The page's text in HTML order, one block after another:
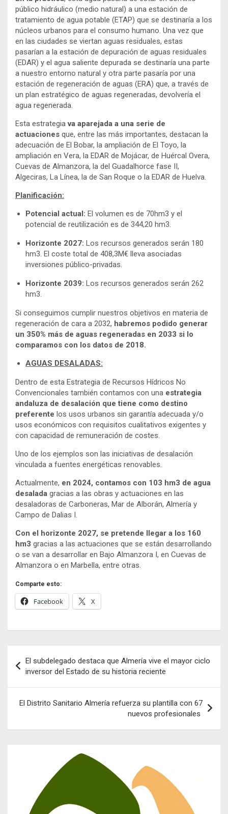
público hidráulico (medio natural) a una estación de
tratamiento de agua potable (ETAP) que se destinaría a los
núcleos urbanos para el consumo humano. Una vez que
en las ciudades se viertan aguas residuales, estas
pasarían a la estación de depuración de aguas residuales
(EDAR) y el agua saliente depurada se destinaría una parte
a nuestro entorno natural y otra parte pasaría por una
estación de regeneración de aguas (ERA) que, a través de
un plan estratégico de aguas regeneradas, devolvería el
agua regenerada.
Esta estrategiava aparejada a una serie de
actuaciones que, entre las más importantes, destacan la
adecuación de El Bobar, la ampliación de El Toyo, la
ampliación en Vera, la EDAR de Mojácar, de Huércal Overa,
Cuevas de Almanzora, la del Guadalhorce fase II,
Algeciras, La Línea, la de San Roque o la EDAR de Huelva.
Planificación:
Potencial actual: El volumen es de 70hm3 y el
potencial de reutilización es de 344,20 hm3.
Horizonte 2027: Los recursos generados serán 180
hm3. El coste total de 408,3M€ lleva asociadas
inversiones público-privadas.
Horizonte 2039: Los recursos generados serán 262
hm3.
Si conseguimos cumplir nuestros objetivos en materia de
regeneración de cara a 2032, habremos podido generar
un 350% más de aguas regeneradas en 2033 si lo
comparamos con los datos de 2018.
AGUAS DESALADAS:
Dentro de esta Estrategia de Recursos Hídricos No
Convencionales también contamos con una estrategia
andaluza de desalación que tiene como destino
preferente los usos urbanos sin garantía adecuada y/o
usos económicos con requisitos cualitativos exigentes y
con capacidad de remuneración de costes.
Uno de los ejemplos son las iniciativas de desalación
vinculada a fuentes energéticas renovables.
Actualmente, en 2024, contamos con 103 hm3 de agua
desalada gracias a las obras y actuaciones en las
desaladoras de Carboneras, Mar de Alborán, Almería y
Campo de Dalias I.
Con el horizonte 2027, se pretende llegar a los 160
hm3 gracias a las actuaciones que se están desarrollando
o se van a desarrollar en Bajo Almanzora I, en Cuevas de
Almanzora o en Marbella, entre otras.
Comparte esto:
Facebook X
de
entradas
El subdelegado destaca que Almería vive el mayor ciclo
inversor del Estado de su historia reciente
El Distrito Sanitario Almería refuerza su plantilla con 67
nuevos profesionales